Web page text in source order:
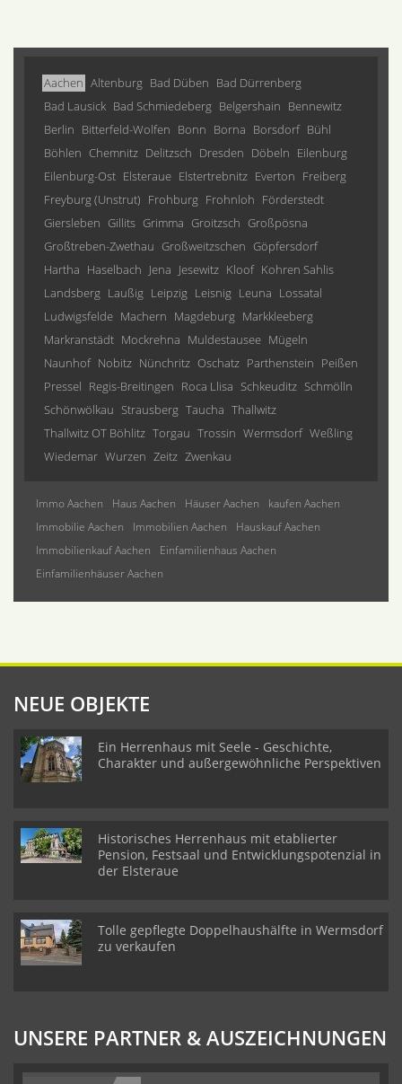
Aachen Altenburg Bad Düben Bad Dürrenberg
Bad Lausick Bad Schmiedeberg Belgershain Bennewitz
Berlin Bitterfeld-Wolfen Bonn Borna Borsdorf Bühl
Böhlen Chemnitz Delitzsch Dresden Döbeln Eilenburg
Eilenburg-Ost Elsteraue Elstertrebnitz Everton Freiberg
Freyburg (Unstrut) Frohburg Frohnloh Förderstedt
Giersleben Gillits Grimma Groitzsch Großpösna
Großtreben-Zwethau Großweitzschen Göpfersdorf
Hartha Haselbach Jena Jesewitz Kloof Kohren Sahlis
Landsberg Laußig Leipzig Leisnig Leuna Lossatal
Ludwigsfelde Machern Magdeburg Markkleeberg
Markranstädt Mockrehna Muldestausee Mügeln
Naunhof Nobitz Nünchritz Oschatz Parthenstein Peißen
Pressel Regis-Breitingen Roca Llisa Schkeuditz Schmölln
Schönwölkau Strausberg Taucha Thallwitz
Thallwitz OT Böhlitz Torgau Trossin Wermsdorf Weßling
Wiedemar Wurzen Zeitz Zwenkau
Immo Aachen Haus Aachen Häuser Aachen
kaufen Aachen
Immobilie Aachen
Immobilien Aachen
Hauskauf Aachen
Immobilienkauf Aachen
Einfamilienhaus Aachen
Einfamilienhäuser Aachen
NEUE OBJEKTE
Ein Herrenhaus mit Seele - Geschichte,
Charakter und außergewöhnliche Perspektiven
Historisches Herrenhaus mit etablierter
Pension, Festsaal und Entwicklungspotenzial in
der Elsteraue
Tolle gepflegte Doppelhaushälfte in Wermsdorf
zu verkaufen
UNSERE PARTNER & AUSZEICHNUNGEN